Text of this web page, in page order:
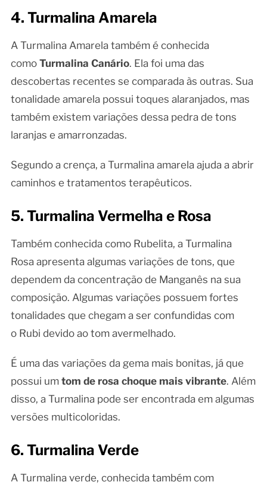
4. Turmalina Amarela
A Turmalina Amarela também é conhecida
comoTurmalina Canário. Ela foi uma das
descobertas recentes se comparada às outras. Sua
tonalidade amarela possui toques alaranjados, mas
também existem variações dessa pedra de tons
laranjas e amarronzadas.
Segundo a crença, a Turmalina amarela ajuda a abrir
caminhos e tratamentos terapêuticos.
5. Turmalina Vermelha e Rosa
Também conhecida como Rubelita, a Turmalina
Rosa apresenta algumas variações de tons, que
dependem da concentração de Manganês na sua
composição. Algumas variações possuem fortes
tonalidades que chegam a ser confundidas com
o Rubi devido ao tom avermelhado.
É uma das variações da gema mais bonitas, já que
possui um tom de rosa choque mais vibrante. Além
disso, a Turmalina pode ser encontrada em algumas
versões multicoloridas.
6. Turmalina Verde
A Turmalina verde, conhecida também com